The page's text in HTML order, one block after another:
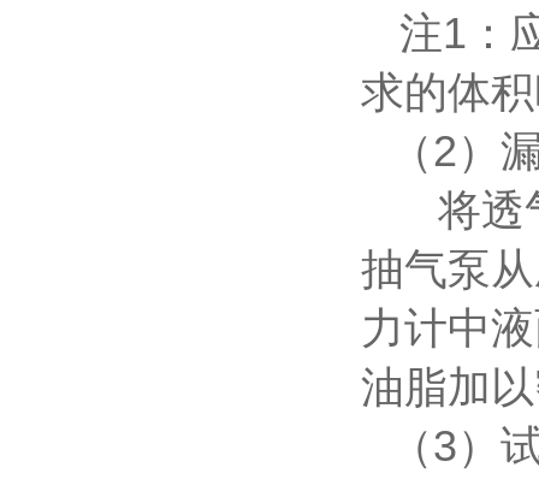
注1：
求的体
（2）
将透
抽气泵
力计中
油脂加
（3）